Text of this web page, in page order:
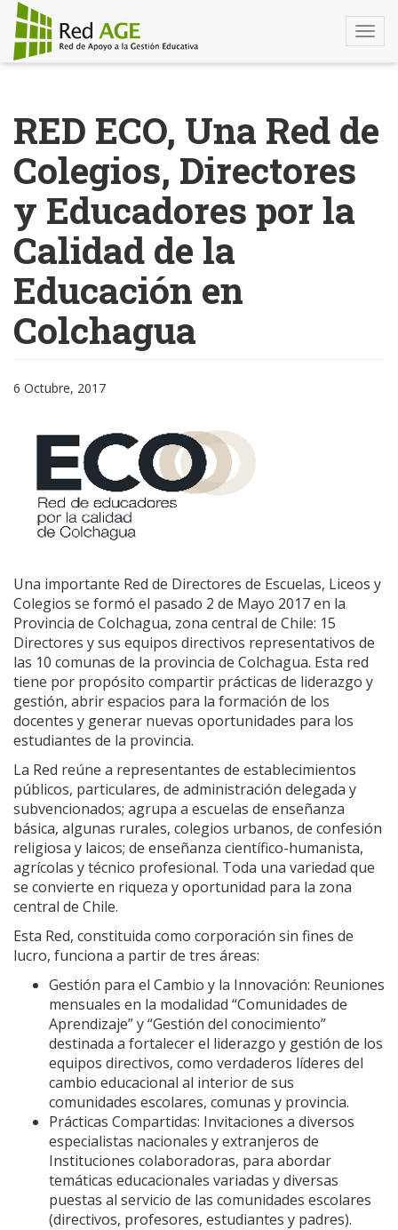
contenido
principal
RED ECO, Una Red de
Colegios, Directores
y Educadores por la
Calidad de la
Educación en
Colchagua
6 Octubre, 2017
Una importante Red de Directores de Escuelas, Liceos y
Colegios se formó el pasado 2 de Mayo 2017 en la
Provincia de Colchagua, zona central de Chile: 15
Directores y sus equipos directivos representativos de
las 10 comunas de la provincia de Colchagua. Esta red
tiene por propósito compartir prácticas de liderazgo y
gestión, abrir espacios para la formación de los
docentes y generar nuevas oportunidades para los
estudiantes de la provincia.
La Red reúne a representantes de establecimientos
públicos, particulares, de administración delegada y
subvencionados; agrupa a escuelas de enseñanza
básica, algunas rurales, colegios urbanos, de confesión
religiosa y laicos; de enseñanza científico-humanista,
agrícolas y técnico profesional. Toda una variedad que
se convierte en riqueza y oportunidad para la zona
central de Chile.
Esta Red, constituida como corporación sin fines de
lucro, funciona a partir de tres áreas:
Gestión para el Cambio y la Innovación: Reuniones
mensuales en la modalidad “Comunidades de
Aprendizaje” y “Gestión del conocimiento”
destinada a fortalecer el liderazgo y gestión de los
equipos directivos, como verdaderos líderes del
cambio educacional al interior de sus
comunidades escolares, comunas y provincia.
Prácticas Compartidas: Invitaciones a diversos
especialistas nacionales y extranjeros de
Instituciones colaboradoras, para abordar
temáticas educacionales variadas y diversas
puestas al servicio de las comunidades escolares
(directivos, profesores, estudiantes y padres).